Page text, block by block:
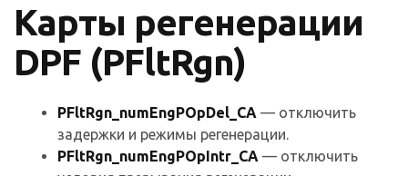
Карты регенерации
DPF (PFltRgn)
PFltRgn_numEngPOpDel_CA — отключить
задержки и режимы регенерации.
PFltRgn_numEngPOpIntr_CA — отключить